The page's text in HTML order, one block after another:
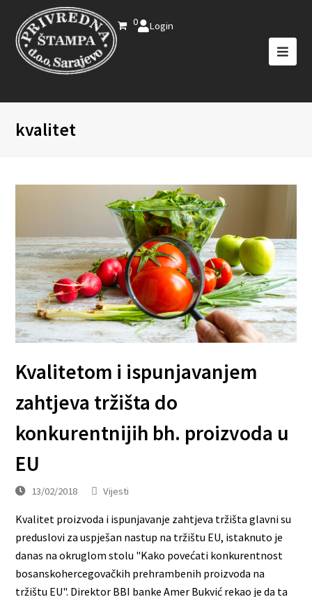
0 Login
kvalitet
Kvalitetom i ispunjavanjem
zahtjeva tržišta do
konkurentnijih bh. proizvoda u
EU
13/02/2018 Vijesti
Kvalitet proizvoda i ispunjavanje zahtjeva tržišta glavni su
preduslovi za uspješan nastup na tržištu EU, istaknuto je
danas na okruglom stolu "Kako povećati konkurentnost
bosanskohercegovačkih prehrambenih proizvoda na
tržištu EU". Direktor BBI banke Amer Bukvić rekao je da ta